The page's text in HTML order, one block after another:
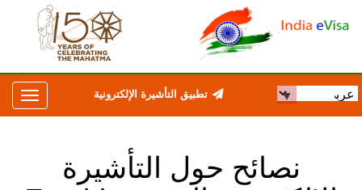
تطبيق التأشيرة الإلكترونية
نصائح حول التأشيرة